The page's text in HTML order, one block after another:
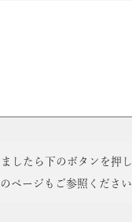
したら下のボタンを押
のページもご参照くださ